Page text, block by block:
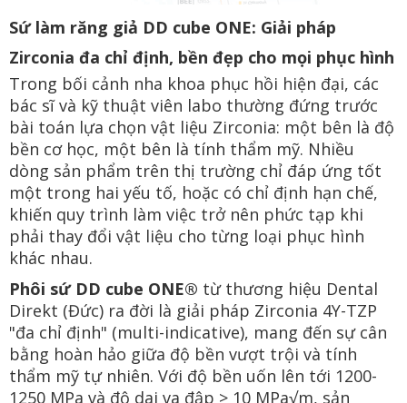
Sứ làm răng giả DD cube ONE: Giải pháp
Zirconia đa chỉ định, bền đẹp cho mọi phục hình
Trong bối cảnh nha khoa phục hồi hiện đại, các
bác sĩ và kỹ thuật viên labo thường đứng trước
bài toán lựa chọn vật liệu Zirconia: một bên là độ
bền cơ học, một bên là tính thẩm mỹ. Nhiều
dòng sản phẩm trên thị trường chỉ đáp ứng tốt
một trong hai yếu tố, hoặc có chỉ định hạn chế,
khiến quy trình làm việc trở nên phức tạp khi
phải thay đổi vật liệu cho từng loại phục hình
khác nhau.
Phôi sứ DD cube ONE® từ thương hiệu Dental
Direkt (Đức) ra đời là giải pháp Zirconia 4Y-TZP
"đa chỉ định" (multi-indicative), mang đến sự cân
bằng hoàn hảo giữa độ bền vượt trội và tính
thẩm mỹ tự nhiên. Với độ bền uốn lên tới 1200-
1250 MPa và độ dai va đập > 10 MPa√m, sản